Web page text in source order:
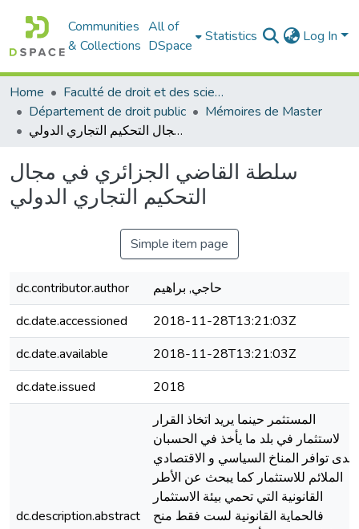
Communities
& Collections
All of
DSpace
Statistics Log In
Home
Faculté de droit et des sciences politiques
Département de droit public
Mémoires de Master
سلطة القاضي الجزائري في مجال التحكيم التجاري الدولي
سلطة القاضي الجزائري في مجال
التحكيم التجاري الدولي
Simple item page
dc.contributor.author
حاجي, براهيم
dc.date.accessioned
2018-11-28T13:21:03Z
dc.date.available
2018-11-28T13:21:03Z
dc.date.issued
2018
dc.description.abstract
المستثمر حينما يريد اتخاذ القرار
لاستثمار في بلد ما يأخذ في الحسبان
مدى توافر المناخ السياسي و الاقتصادي
الملائم للاستثمار كما يبحث عن الأطر
القانونية التي تحمي بيئة الاستثمار
فالحماية القانونية لست فقط منح